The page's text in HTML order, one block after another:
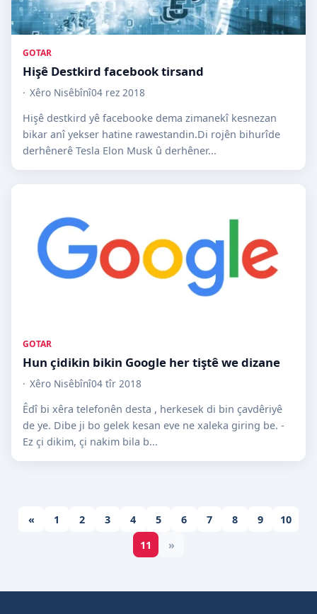
GOTAR
Hişê Destkird facebook tirsand
Xêro Nisêbînî04 rez 2018
Hişê destkird yê facebooke dema zimanekî kesnezan
bikar anî yekser hatine rawestandin.Di rojên bihurîde
derhênerê Tesla Elon Musk û derhêner...
GOTAR
Hun çidikin bikin Google her tiştê we dizane
Xêro Nisêbînî04 tîr 2018
Êdî bi xêra telefonên desta , herkesek di bin çavdêriyê
de ye. Dibe ji bo gelek kesan eve ne xaleka giring be. -
Ez çi dikim, çi nakim bila b...
« 1 2 3 4 5 6 7 8 9
10
11
»